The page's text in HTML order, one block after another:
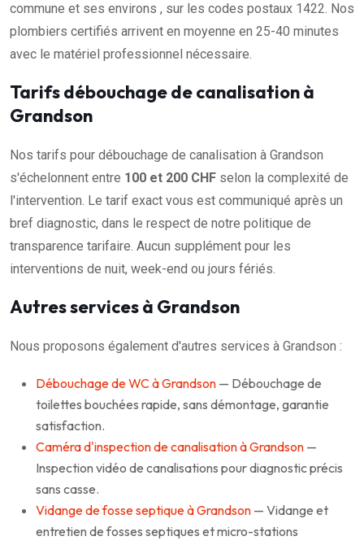
commune et ses environs , sur les codes postaux 1422. Nos
plombiers certifiés arrivent en moyenne en 25-40 minutes
avec le matériel professionnel nécessaire.
Tarifs débouchage de canalisation à
Grandson
Nos tarifs pour débouchage de canalisation à Grandson
s'échelonnent entre 100 et 200 CHF selon la complexité de
l'intervention. Le tarif exact vous est communiqué après un
bref diagnostic, dans le respect de notre politique de
transparence tarifaire. Aucun supplément pour les
interventions de nuit, week-end ou jours fériés.
Autres services à Grandson
Nous proposons également d'autres services à Grandson :
Débouchage de WC à Grandson — Débouchage de
toilettes bouchées rapide, sans démontage, garantie
satisfaction.
Caméra d'inspection de canalisation à Grandson —
Inspection vidéo de canalisations pour diagnostic précis
sans casse.
Vidange de fosse septique à Grandson — Vidange et
entretien de fosses septiques et micro-stations